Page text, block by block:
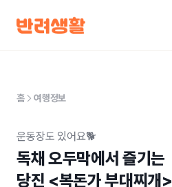
홈 여행정보
운동장도 있어요🐕
독채 오두막에서 즐기는
당진 <복돈가 부대찌개>